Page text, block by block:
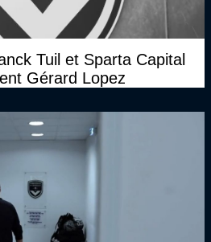
Tuil et Sparta Capital
Gérard Lopez